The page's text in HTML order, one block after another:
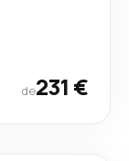
de231 €